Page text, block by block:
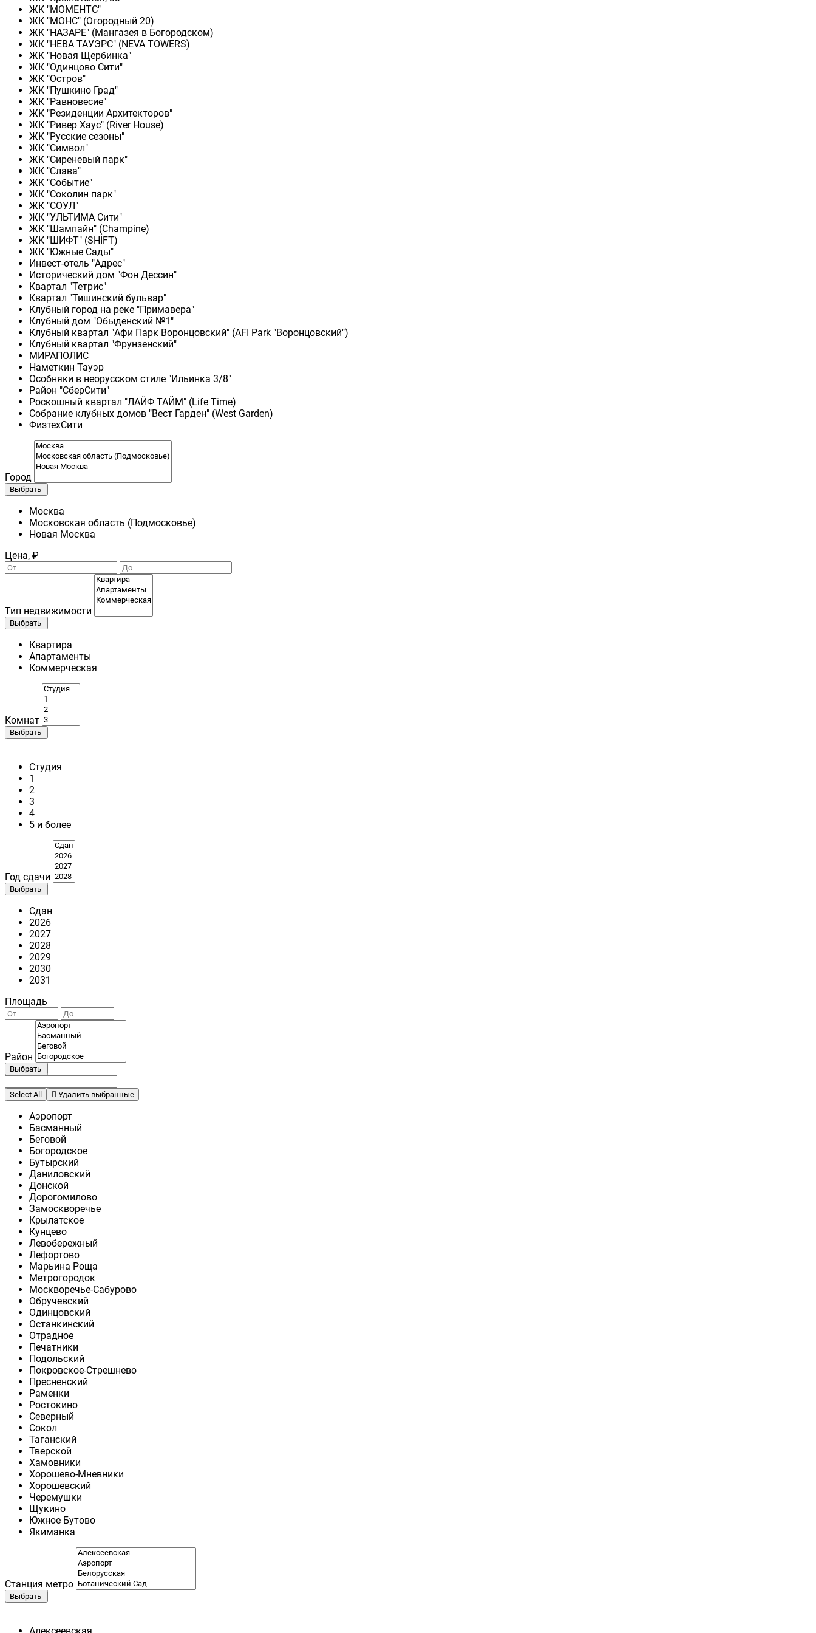
ЖК "МОМЕНТС"
ЖК "МОНС" (Огородный 20)
ЖК "НАЗАРЕ" (Мангазея в Богородском)
ЖК "НЕВА ТАУЭРС" (NEVA TOWERS)
ЖК "Новая Щербинка"
ЖК "Одинцово Сити"
ЖК "Остров"
ЖК "Пушкино Град"
ЖК "Равновесие"
ЖК "Резиденции Архитекторов"
ЖК "Ривер Хаус" (River Нouse)
ЖК "Русские сезоны"
ЖК "Символ"
ЖК "Сиреневый парк"
ЖК "Слава"
ЖК "Событие"
ЖК "Соколин парк"
ЖК "СОУЛ"
ЖК "УЛЬТИМА Сити"
ЖК "Шампайн" (Champine)
ЖК "ШИФТ" (SHIFT)
ЖК "Южные Сады"
Инвест-отель "Адрес"
Исторический дом "Фон Дессин"
Квартал "Тетрис"
Квартал "Тишинский бульвар"
Клубный город на реке "Примавера"
Клубный дом "Обыденский №1"
Клубный квартал "Афи Парк Воронцовский" (AFI Park "Воронцовский")
Клубный квартал "Фрунзенский"
МИРАПОЛИС
Наметкин Тауэр
Особняки в неорусском стиле "Ильинка 3/8"
Район "СберСити"
Роскошный квартал "ЛАЙФ ТАЙМ" (Life Time)
Собрание клубных домов "Вест Гарден" (West Garden)
ФизтехСити
Город
Выбрать
Москва
Московская область (Подмосковье)
Новая Москва
Цена, ₽
Тип недвижимости
Выбрать
Квартира
Апартаменты
Коммерческая
Комнат
Выбрать
Студия
1
2
3
4
5 и более
Год сдачи
Выбрать
Сдан
2026
2027
2028
2029
2030
2031
Площадь
Район
Выбрать
Select All Удалить выбранные
Аэропорт
Басманный
Беговой
Богородское
Бутырский
Даниловский
Донской
Дорогомилово
Замоскворечье
Крылатское
Кунцево
Левобережный
Лефортово
Марьина Роща
Метрогородок
Москворечье-Сабурово
Обручевский
Одинцовский
Останкинский
Отрадное
Печатники
Подольский
Покровское-Стрешнево
Пресненский
Раменки
Ростокино
Северный
Сокол
Таганский
Тверской
Хамовники
Хорошево-Мневники
Хорошевский
Черемушки
Щукино
Южное Бутово
Якиманка
Станция метро
Выбрать